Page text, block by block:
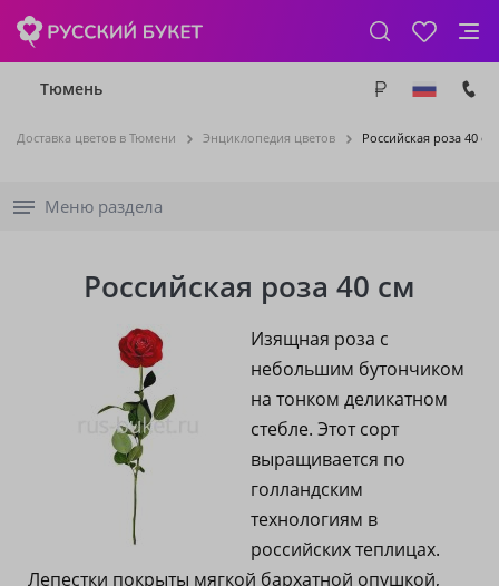
Тюмень
Доставка цветов в Тюмени Энциклопедия цветов Российская роза 40 см
Меню раздела
Российская роза 40 см
Изящная роза с
небольшим бутончиком
на тонком деликатном
стебле. Этот сорт
выращивается по
голландским
технологиям в
российских теплицах.
Лепестки покрыты мягкой бархатной опушкой,